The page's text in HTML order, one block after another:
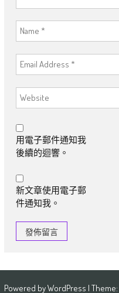
用電子郵件通知我
後續的迴響。
新文章使用電子郵
件通知我。
Powered byWordPress | Theme: